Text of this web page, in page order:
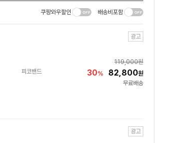
쿠팡와우할인 배송비포함
광고
피코밴드
119,000원
30% 82,800원
무료배송
광고